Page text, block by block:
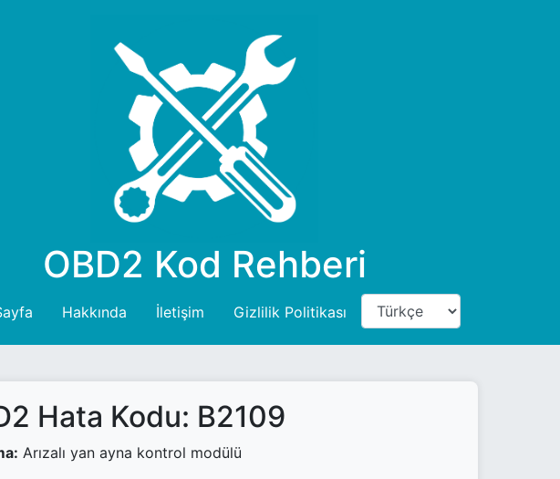
OBD2 Kod Rehberi
Hakkında İletişim Gizlilik Politikası
Hata Kodu: B2109
Arızalı yan ayna kontrol modülü